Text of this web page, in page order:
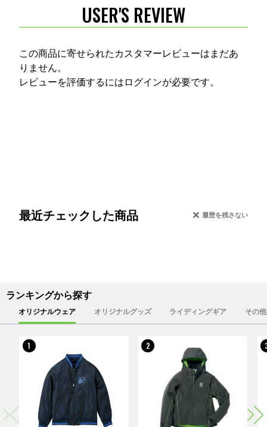
USER'S REVIEW
この商品に寄せられたカスタマーレビューはまだあ
りません。
レビューを評価するには ログインが必要です。
最近チェックした商品 履歴を残さない
ランキングから探す
オリジナルウェア オリジナルグッズ ライディングギア その
1 2